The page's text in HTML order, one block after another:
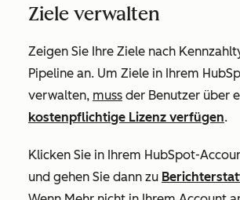
Ziele verwalten
Zeigen Sie Ihre Ziele nach
Pipeline an. Um Ziele in Ihrem
verwalten, muss der Benutzer über
kostenpflichtige Lizenz verfügen.
Klicken Sie in Ihrem HubSpot-
und gehen Sie dann zu